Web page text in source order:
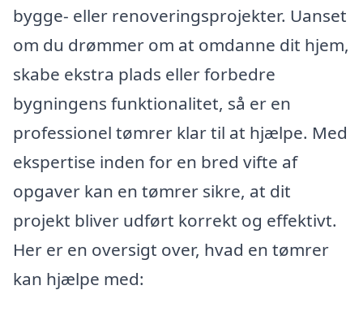
bygge- eller renoveringsprojekter. Uanset
om du drømmer om at omdanne dit hjem,
skabe ekstra plads eller forbedre
bygningens funktionalitet, så er en
professionel tømrer klar til at hjælpe. Med
ekspertise inden for en bred vifte af
opgaver kan en tømrer sikre, at dit
projekt bliver udført korrekt og effektivt.
Her er en oversigt over, hvad en tømrer
kan hjælpe med: